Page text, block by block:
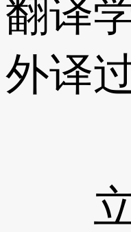
翻译
外译
立